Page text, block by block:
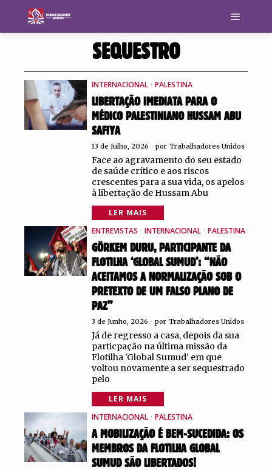
SEQUESTRO
INTERNACIONAL · PALESTINA
LIBERTAÇÃO IMEDIATA PARA O
MÉDICO PALESTINIANO HUSSAM ABU
SAFIYA
13 de Julho, 2026 por Trabalhadores Unidos
Face ao agravamento do seu estado
de saúde crítico e aos riscos
crescentes para a sua vida, os apelos
à libertação de Hussam Abu
LER MAIS
ENTREVISTAS · INTERNACIONAL · PALESTINA
GÖRKEM DURU, PARTICIPANTE DA
FLOTILHA ‘GLOBAL SUMUD’: “NÃO
ACEITAMOS A NORMALIZAÇÃO SOB O
PRETEXTO DE UM FALSO PLANO DE
PAZ”
3 de Junho, 2026 por Trabalhadores Unidos
Já de regresso a casa, depois da sua
particpação na última missão da
Flotilha 'Global Sumud' em que
voltou novamente a ser sequestrado
pelo
LER MAIS
INTERNACIONAL · PALESTINA
A MOBILIZAÇÃO É BEM-SUCEDIDA: OS
MEMBROS DA FLOTILHA GLOBAL
SUMUD SÃO LIBERTADOS!